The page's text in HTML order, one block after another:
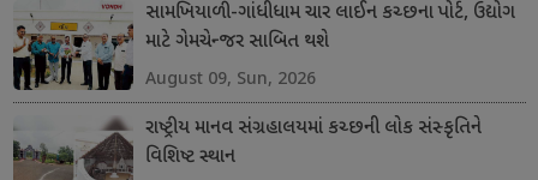
સામખિયાળી-ગાંધીધામ ચાર લાઈન કચ્છના પોર્ટ, ઉદ્યોગ
માટે ગેમચેન્જર સાબિત થશે
August 09, Sun, 2026
રાષ્ટ્રીય માનવ સંગ્રહાલયમાં કચ્છની લોક સંસ્કૃતિને
વિશિષ્ટ સ્થાન